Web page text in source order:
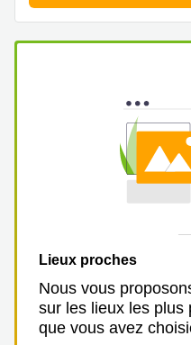
Lieux proches
Nous vous
sur les lieux les plus
que vous avez